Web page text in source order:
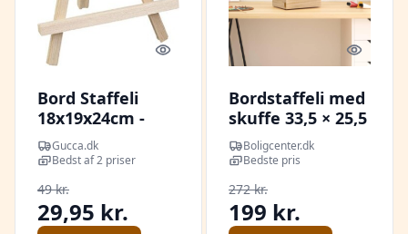
Quick look
Bord Staffeli
18x19x24cm -
Fyrretræ - Artino
Gucca.dk
Bedst af 2 priser
49 kr.
29,95 kr.
Quick
Bordstaffeli med
skuffe 33,5 × 25,5
× 7 cm - massivt
fyrretræ
Boligcenter.dk
Bedste pris
272 kr.
199 kr.